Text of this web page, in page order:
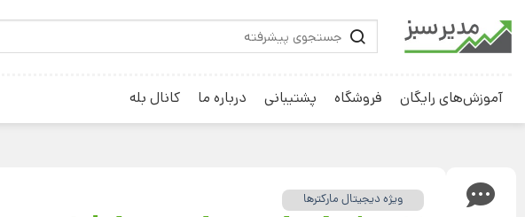
آموزش‌های رایگان فروشگاه پشتیبانی درباره ما کانال بله
ویژه دیجیتال مارکترها